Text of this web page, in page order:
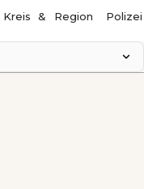
Kreis & Region Polizei